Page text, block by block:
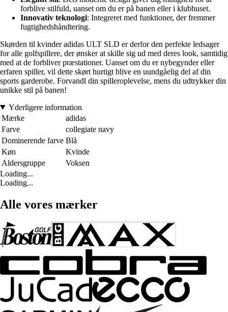
forblive stilfuld, uanset om du er på banen eller i klubhuset.
Innovativ teknologi: Integreret med funktioner, der fremmer
fugtighedshåndtering.
Skørden til kvinder adidas ULT SLD er derfor den perfekte ledsager
for alle golfspillere, der ønsker at skille sig ud med deres look, samtidig
med at de forbliver præstationer. Uanset om du er nybegynder eller
erfaren spiller, vil dette skørt hurtigt blive en uundgåelig del af din
sports garderobe. Forvandl din spilleroplevelse, mens du udtrykker din
unikke stil på banen!
Yderligere information
Mærke
adidas
Farve
collegiate navy
Dominerende farve Blå
Køn
Kvinde
Aldersgruppe
Voksen
Loading...
Loading...
Alle vores mærker